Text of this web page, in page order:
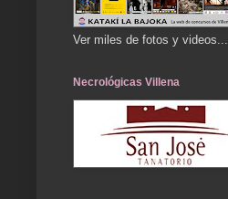
Ver miles de fotos y videos...
Necrológicas Villena